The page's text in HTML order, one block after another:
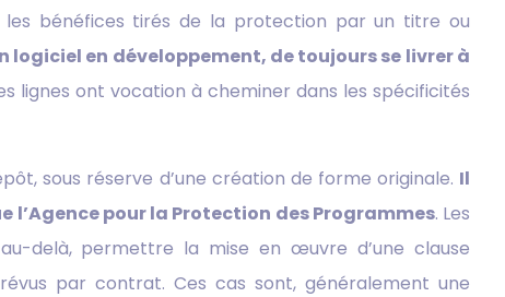
les bénéfices tirés de la protection par un titre ou
logiciel en développement, de toujours se livrer à
lignes ont vocation à cheminer dans les spécificités
sous réserve d’une création de forme originale. Il
l’Agence pour la Protection des Programmes. Les
delà, permettre la mise en œuvre d’une clause
par contrat. Ces cas sont, généralement une